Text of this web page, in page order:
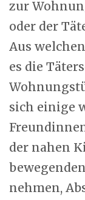
zur
oder der
Aus
es die
sich einige
der nahen
nehmen,